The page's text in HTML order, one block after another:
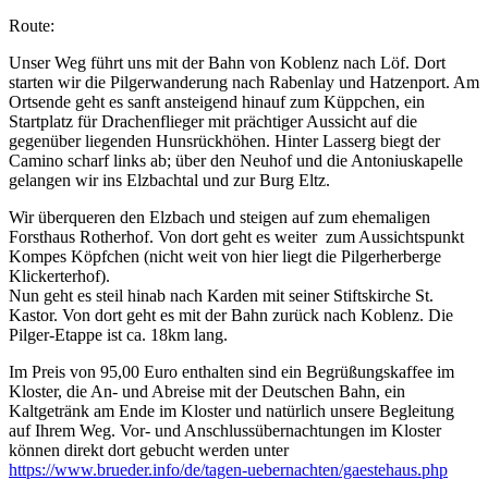
Route:
Unser Weg führt uns mit der Bahn von Koblenz nach Löf. Dort
starten wir die Pilgerwanderung nach Rabenlay und Hatzenport. Am
Ortsende geht es sanft ansteigend hinauf zum Küppchen, ein
Startplatz für Drachenflieger mit prächtiger Aussicht auf die
gegenüber liegenden Hunsrückhöhen. Hinter Lasserg biegt der
Camino scharf links ab; über den Neuhof und die Antoniuskapelle
gelangen wir ins Elzbachtal und zur Burg Eltz.
Wir überqueren den Elzbach und steigen auf zum ehemaligen
Forsthaus Rotherhof. Von dort geht es weiter zum Aussichtspunkt
Kompes Köpfchen (nicht weit von hier liegt die Pilgerherberge
Klickerterhof).
Nun geht es steil hinab nach Karden mit seiner Stiftskirche St.
Kastor. Von dort geht es mit der Bahn zurück nach Koblenz. Die
Pilger-Etappe ist ca. 18km lang.
Im Preis von 95,00 Euro enthalten sind ein Begrüßungskaffee im
Kloster, die An- und Abreise mit der Deutschen Bahn, ein
Kaltgetränk am Ende im Kloster und natürlich unsere Begleitung
auf Ihrem Weg. Vor- und Anschlussübernachtungen im Kloster
können direkt dort gebucht werden unter
https://www.brueder.info/de/tagen-uebernachten/gaestehaus.php